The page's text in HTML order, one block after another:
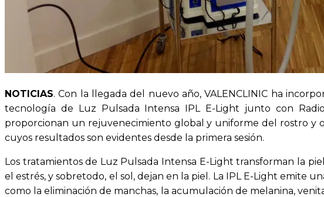
NOTICIAS. Con la llegada del nuevo año, VALENCLINIC ha
tecnología de Luz Pulsada Intensa IPL E-Light junto con
proporcionan un rejuvenecimiento global y uniforme del rostro y
cuyos resultados son evidentes desde la primera sesión.
Los tratamientos de Luz Pulsada Intensa E-Light transforman la
el estrés, y sobretodo, el sol, dejan en la piel. La IPL E-Light emite
como la eliminación de manchas, la acumulación de melanina,